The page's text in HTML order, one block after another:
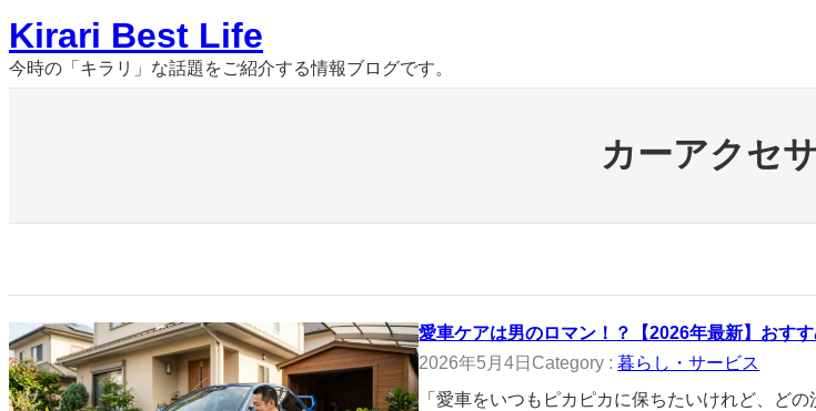
容
を
ス
Kirari Best Life
今時の「キラリ」な話題をご紹介する情報ブログです。
カーアクセ
愛車ケアは男のロマン！？【2026年最新】おす
2026年5月4日 Category :暮らし・サービス
「愛車をいつもピカピカに保ちたいけれど、ど